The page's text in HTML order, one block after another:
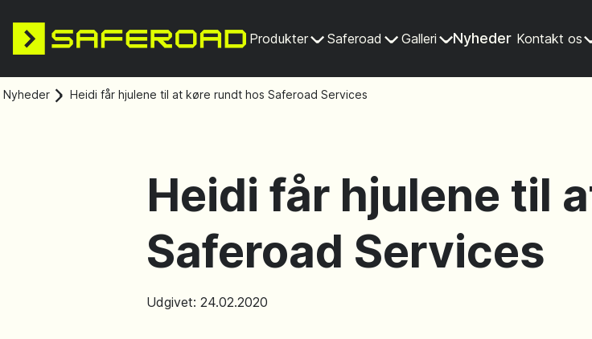
Produkter Saferoad Galleri Nyheder Kontakt os
Nyheder Heidi får hjulene til at køre rundt hos Saferoad Services
Heidi får hjulene til
Saferoad Services
Udgivet: 24.02.2020